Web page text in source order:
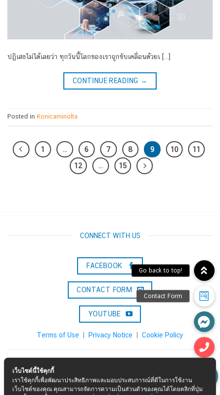
ปฏิเสธไม่ได้เลยว่า ทุกวันนี้โลกของเราถูกขับเคลื่อนด้วยเ […]
CONTINUE READING →
Posted in Konicaminolta
1 … 6 7 8 9 10
11
12
… 15
CONNECT WITH US
FACEBOOK
CONTACT FORM
YOUTUBE
Terms of Use Privacy Notice Cookie Policy
Call : 02-0297000
เว็บไซต์นี้ใช้คุกกี้
เราใช้คุกกี้เพื่อพัฒนาประสิทธิภาพและมอบประสบการณ์ที่ดีในการใช้งาน
เว็บไซต์ของคุณ คุณสามารถจัดการความเป็นส่วนตัวของคุณได้โดยคลิกที่ปุ่ม